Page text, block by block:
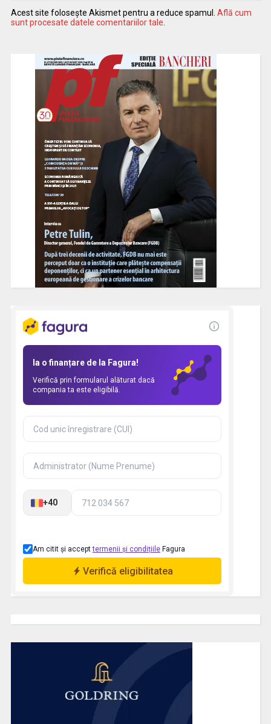
Acest site folosește Akismet pentru a reduce spamul. Află cum
sunt procesate datele comentariilor tale.